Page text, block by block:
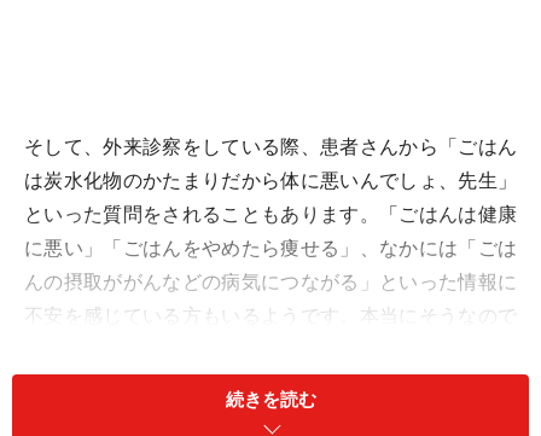
そして、外来診察をしている際、患者さんから「ごはん
は炭水化物のかたまりだから体に悪いんでしょ、先生」
といった質問をされることもあります。「ごはんは健康
に悪い」「ごはんをやめたら痩せる」、なかには「ごは
んの摂取ががんなどの病気につながる」といった情報に
不安を感じている方もいるようです。本当にそうなので
続きを読む